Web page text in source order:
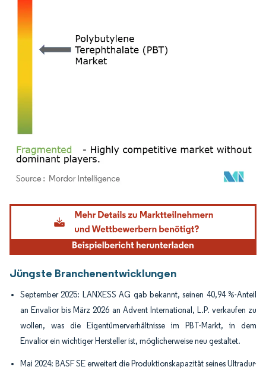
Bild © Mordor Intelligence. Wiederverwendung erfordert Namensnennung gemäß
Jüngste Branchenentwicklungen
September 2025: LANXESS AG gab bekannt, seinen 40,94 %-Anteil
an Envalior bis März 2026 an Advent International, L.P. verkaufen zu
wollen, was die Eigentümerverhältnisse im PBT-Markt, in dem
Envalior ein wichtiger Hersteller ist, möglicherweise neu gestaltet.
Mai 2024: BASF SE erweitert die Produktionskapazität seines Ultradur-